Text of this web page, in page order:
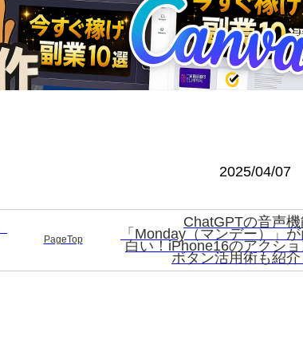
2025/04/07
PageTop
ChatGPTの音声
「Monday（マンデー）」が
白い！iPhone16のアクショ
ボタン活用術も紹介